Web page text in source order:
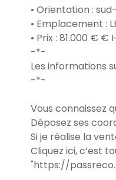
• Orientation :
• Emplacement :
• Prix : 81.000 €
-*-
Les informations
-*-
Vous connaissez
Déposez ses
Si je réalise la
Cliquez ici, c’est
"https://